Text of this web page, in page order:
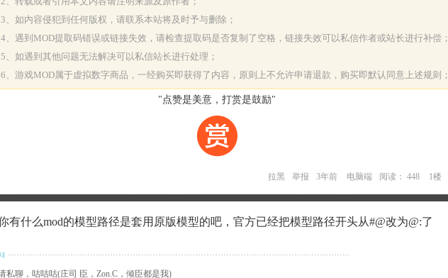
3、如内容侵犯到任何版权，请联系本站将及时予与删除；
4、遇到MOD提取码错误或链接失效，请检查提取码是否复制了空格，链接失效可以私信作者或站长进行补偿；
5、如遇到其他问题无法解决可以私信站长进行处理；
6、游戏MOD属于虚拟数字商品，一经购买即获得了内容，原则上不允许申请退款，购买即默认同意上述规则；
"点赞是美意，打赏是鼓励"
拉黑 举报 3年前 电脑端 阅读： 448 1楼
有什么mod的模型路径是套用原版模型的吧，官方已经把模型路径开头从#@改为@:了
私聊，咕咕咕(庄司 臣，Zon.C，倾臣都是我)